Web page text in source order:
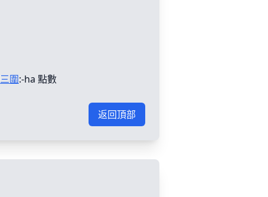
三圍:-ha 點數
返回頂部